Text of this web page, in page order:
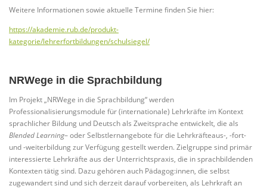
Weitere Informationen sowie aktuelle Termine finden Sie hier:
https://akademie.rub.de/produkt-
kategorie/lehrerfortbildungen/schulsiegel/
NRWege in die Sprachbildung
Im Projekt „NRWege in die Sprachbildung“ werden
Professionalisierungsmodule für (internationale) Lehrkräfte im Kontext
sprachlicher Bildung und Deutsch als Zweitsprache entwickelt, die als
Blended Learning– oder Selbstlernangebote für die Lehrkräfteaus-, -fort-
und -weiterbildung zur Verfügung gestellt werden. Zielgruppe sind primär
interessierte Lehrkräfte aus der Unterrichtspraxis, die in sprachbildenden
Kontexten tätig sind. Dazu gehören auch Pädagog:innen, die selbst
zugewandert sind und sich derzeit darauf vorbereiten, als Lehrkraft an